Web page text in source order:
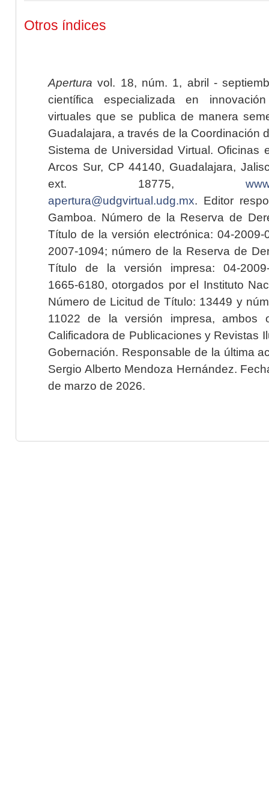
Otros índices
Apertura vol. 18, núm. 1, abril -
científica especializada en
virtuales que se publica de manera
Guadalajara, a través de la Coordinación
Sistema de Universidad Virtual. Oficinas
Arcos Sur, CP 44140, Guadalajara,
ext. 18775,
apertura@udgvirtual.udg.mx. Editor
Gamboa. Número de la Reserva de
Título de la versión electrónica: 04-2009-
2007-1094; número de la Reserva de
Título de la versión impresa: 04-2009-
1665-6180, otorgados por el Instituto
Número de Licitud de Título: 13449 y
11022 de la versión impresa, ambos
Calificadora de Publicaciones y Revistas
Gobernación. Responsable de la última
Sergio Alberto Mendoza Hernández.
de marzo de 2026.